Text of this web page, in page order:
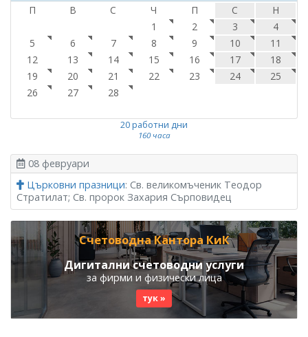
П
В С Ч П С
Н
1
2 3
4
5
6 7 8 9 10
11
12
13 14 15 16 17
18
19
20 21 22 23 24
25
26
27 28
20 работни дни
160 часа
08 февруари
Църковни празници: Св. великомъченик Теодор
Стратилат; Св. пророк Захария Сърповидец
Счетоводна Кантора КиК
Дигитални счетоводни услуги
за фирми и физически лица
тук »